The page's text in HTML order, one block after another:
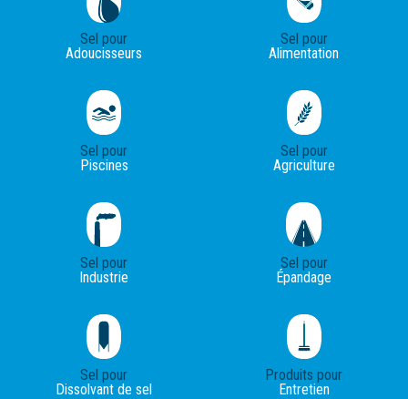
Sel pour
Adoucisseurs
Sel pour
Alimentation
Sel pour
Piscines
Sel pour
Agriculture
Sel pour
Industrie
Sel pour
Épandage
Sel pour
Dissolvant de sel
Produits pour
Entretien